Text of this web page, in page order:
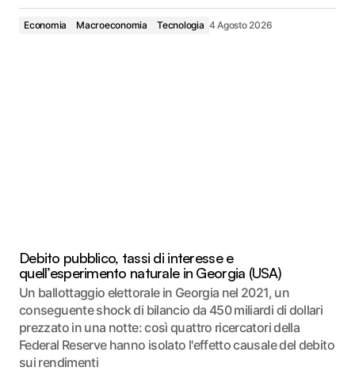
Economia Macroeconomia Tecnologia 4 Agosto 2026
Debito pubblico, tassi di interesse e
quell’esperimento naturale in Georgia (USA)
Un ballottaggio elettorale in Georgia nel 2021, un
conseguente shock di bilancio da 450 miliardi di dollari
prezzato in una notte: così quattro ricercatori della
Federal Reserve hanno isolato l'effetto causale del debito
sui rendimenti